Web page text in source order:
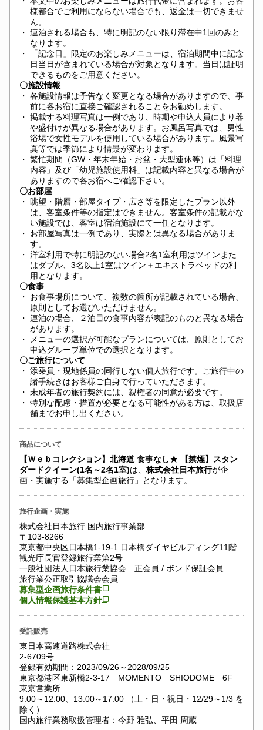
様都合でご利用にならない場合でも、返金は一切できませ
ん。
・ 連泊される場合も、特に明記のない限り滞在中1回のみと
なります。
・
「記念日」限定のお楽しみメニューは、宿泊期間中に記念
日当日が含まれている場合が対象となります。当日は証明
できるものをご用意ください。
〇施設情報
・ 各施設情報は予告なく変更となる場合がありますので、事
前に各お宿に直接ご確認されることをお勧めします。
・ 掲載する料理写真は一例であり、時期や申込人員により器
や盛付けが異なる場合があります。お風呂写真では、男性
浴場で女性モデルを使用している場合があります。風景写
真等では季節により情景が変わります。
・ 繁忙期間（GW・年末年始・お盆・大型連休等）は「料理
内容」及び「幼児施設使用料」は記載内容と異なる場合が
ありますので各お宿へご確認下さい。
〇お部屋
・
眺望・階層・部屋タイプ・広さ等を限定したプラン以外
は、客室条件等の指定はできません。客室条件の記載がな
い施設では、客室は宿泊施設にて一任となります。
・
お部屋写真は一例であり、実際とは異なる場合がありま
す。
・ 洋室利用で特に明記のない場合2名1室利用はツインまた
はダブル、3名以上1室はツイン＋エキストラベッドの利
用となります。
〇食事
・
お食事場所について、複数の箇所が記載されている場合、
原則としてお選びいただけません。
・ 連泊の場合、２泊目の食事内容が表記のものと異なる場合
があります。
・
メニューの選択が可能なプランについては、原則としてお
申込グループ単位での選択となります。
〇ご旅行について
・ 添乗員・現地係員の同行しない個人旅行です。ご旅行中の
諸手続きはお客様ご自身で行っていただきます。
・ 未成年者の旅行契約には、親権者の同意が必要です。
・ 特別な配慮・措置が必要となる可能性がある方は、取扱店
舗までお申し出ください。
商品について
【Ｗｅｂコレクション】北海道 食事なし★ 【禁煙】スタン
ダードクイーン(1名～2名1室)は、 株式会社日本旅行が企
画・実施する「募集型企画旅行」となります。
旅行企画・実施
株式会社日本旅行 国内旅行事業部
〒103-8266
東京都中央区日本橋1-19-1 日本橋ダイヤビルディング11階
観光庁長官登録旅行業第2号
一般社団法人日本旅行業協会 正会員 / ボンド保証会員
旅行業公正取引協議会会員
募集型企画旅行条件書
個人情報保護基本方針
受託販売
東日本高速道路株式会社
2-6709号
登録有効期間：2023/09/26～2028/09/25
東京都港区東新橋2-3-17 MOMENTO SHIODOME 6F
東京営業所
9:00～12:00、13:00～17:00 （土・日・祝日・12/29～1/3 を
除く）
国内旅行業務取扱管理者：今野 雅弘、平田 周蔵